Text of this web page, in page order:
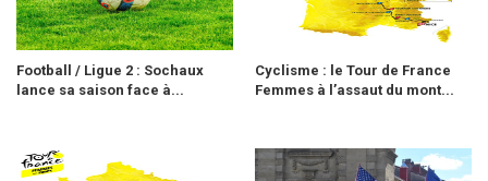
Football / Ligue 2 : Sochaux
lance sa saison face à...
Cyclisme : le Tour de France
Femmes à l’assaut du mont...